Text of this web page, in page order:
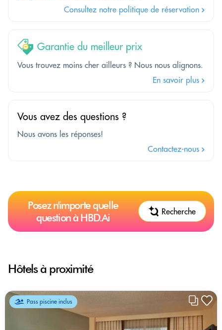
Consultez notre politique de réservation
Garantie du meilleur prix
Vous trouvez moins cher ailleurs ? Nous nous alignons.
En savoir plus
Vous avez des questions ?
Nous avons les réponses!
Contactez-nous
Posez n'importe quelle
question à HBD.Ai
Recherche
Hôtels à proximité
Pass piscine inclus